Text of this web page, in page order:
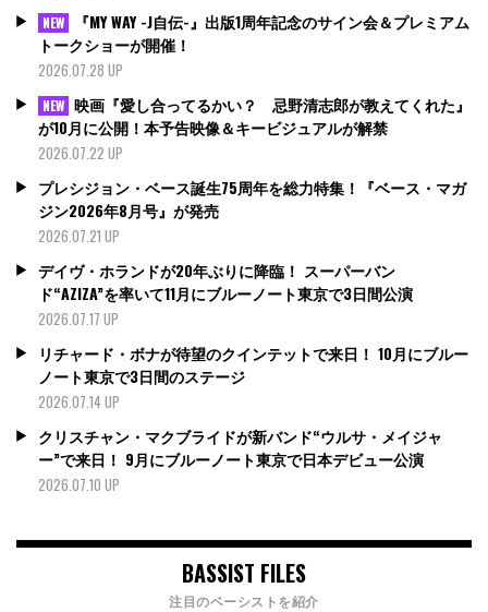
NEW
『MY WAY -J自伝-』出版1周年記念のサイン会＆プレミアム
トークショーが開催！
2026.07.28 UP
NEW 映画『愛し合ってるかい？ 忌野清志郎が教えてくれた』
が10月に公開！本予告映像＆キービジュアルが解禁
2026.07.22 UP
プレシジョン・ベース誕生75周年を総力特集！『ベース・マガ
ジン2026年8月号』が発売
2026.07.21 UP
デイヴ・ホランドが20年ぶりに降臨！ スーパーバン
ド“AZIZA”を率いて11月にブルーノート東京で3日間公演
2026.07.17 UP
リチャード・ボナが待望のクインテットで来日！ 10月にブルー
ノート東京で3日間のステージ
2026.07.14 UP
クリスチャン・マクブライドが新バンド“ウルサ・メイジャ
ー”で来日！ 9月にブルーノート東京で日本デビュー公演
2026.07.10 UP
BASSIST FILES
注目のベーシストを紹介